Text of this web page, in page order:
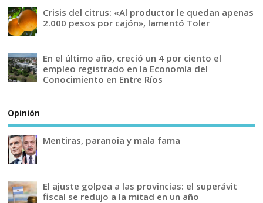
Crisis del citrus: «Al productor le quedan apenas
2.000 pesos por cajón», lamentó Toler
En el último año, creció un 4 por ciento el
empleo registrado en la Economía del
Conocimiento en Entre Ríos
Opinión
Mentiras, paranoia y mala fama
El ajuste golpea a las provincias: el superávit
fiscal se redujo a la mitad en un año